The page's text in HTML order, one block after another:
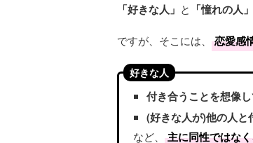
「好きな人」 と 「憧れの人」
ですが、そこには、 恋愛感
好きな人
付き合うことを想像
(好きな人が)他の人
など、 主に同性ではな